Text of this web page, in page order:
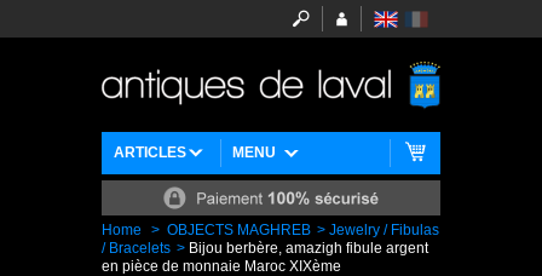
MENU
ARTICLES
Home > OBJECTS MAGHREB > Jewelry / Fibulas
/ Bracelets > Bijou berbère, amazigh fibule argent
en pièce de monnaie Maroc XIXème